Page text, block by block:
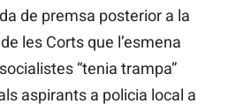
de premsa posterior a la
les Corts que l’esmena
“tenia trampa”
aspirants a policia local a